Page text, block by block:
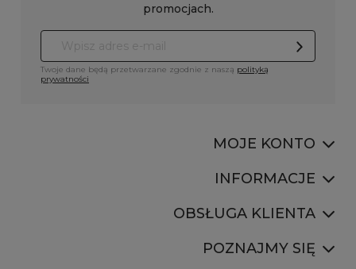
promocjach.
Twoje dane będą przetwarzane zgodnie z naszą polityką
prywatności
MOJE KONTO
INFORMACJE
OBSŁUGA KLIENTA
POZNAJMY SIĘ